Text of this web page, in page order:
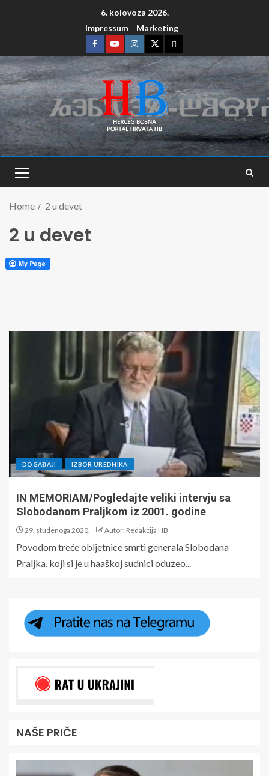
6. kolovoza 2026.
Impressum
Marketing
Home 2 u devet
2 u devet
DOGAĐAJI IZBOR UREDNIKA
IN MEMORIAM/Pogledajte veliki intervju sa
Slobodanom Praljkom iz 2001. godine
29. studenoga 2020. Autor: Redakcija HB
Povodom treće obljetnice smrti generala Slobodana
Praljka, koji si je u haaškoj sudnici oduzeo...
NAŠE PRIČE